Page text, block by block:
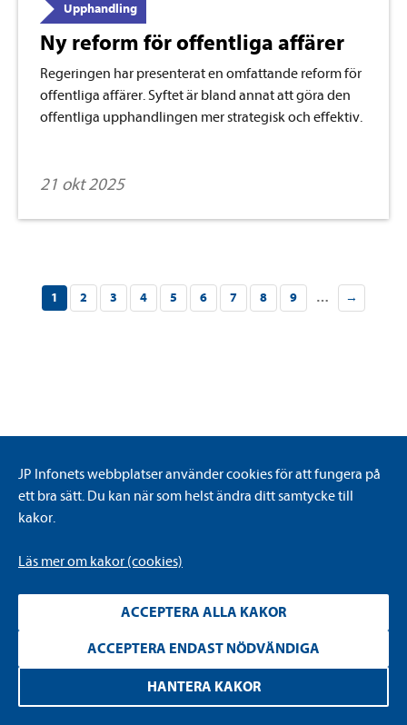
Upphandling
Ny reform för offentliga affärer
Regeringen har presenterat en omfattande reform för
offentliga affärer. Syftet är bland annat att göra den
offentliga upphandlingen mer strategisk och effektiv.
21 okt 2025
1 2 3 4 5 6 7 8 9 … →
KONTAKTUPPGIFTER
Kornhamnstorg 6
info@jpinfonet.se
INFORMATION
JP Infonets webbplatser använder cookies för att fungera på
ett bra sätt. Du kan när som helst ändra ditt samtycke till
kakor.
Läs mer om kakor (cookies)
ACCEPTERA ALLA KAKOR
ACCEPTERA ENDAST NÖDVÄNDIGA
HANTERA KAKOR